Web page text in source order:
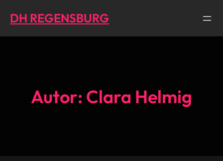
zum
Inhalt
DH REGENSBURG
Autor: Clara Helmig